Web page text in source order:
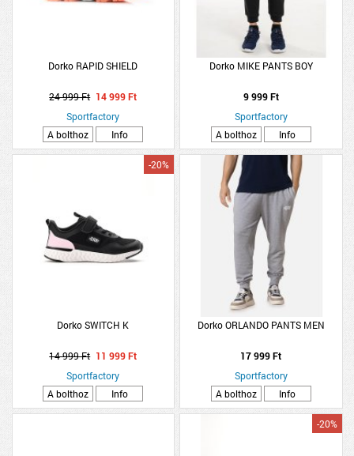
Dorko RAPID SHIELD
24 999 Ft 14 999 Ft
Sportfactory
A bolthoz
Info
Dorko MIKE PANTS BOY
9 999 Ft
Sportfactory
A bolthoz
Info
Dorko SWITCH K
-20%
14 999 Ft 11 999 Ft
Sportfactory
A bolthoz
Info
Dorko ORLANDO PANTS MEN
17 999 Ft
Sportfactory
A bolthoz
Info
-20%